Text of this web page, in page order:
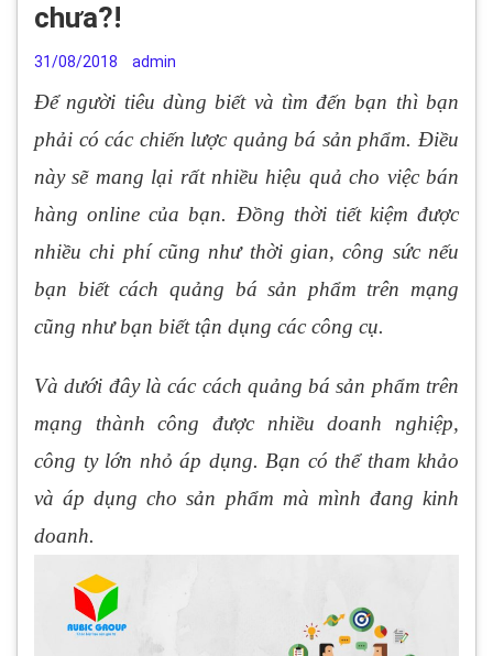
chưa?!
31/08/2018 admin
Để người tiêu dùng biết và tìm đến bạn thì bạn
phải có các chiến lược quảng bá sản phẩm. Điều
này sẽ mang lại rất nhiều hiệu quả cho việc bán
hàng online của bạn. Đồng thời tiết kiệm được
nhiều chi phí cũng như thời gian, công sức nếu
bạn biết cách quảng bá sản phẩm trên mạng
cũng như bạn biết tận dụng các công cụ.
Và dưới đây là các cách quảng bá sản phẩm trên
mạng thành công được nhiều doanh nghiệp,
công ty lớn nhỏ áp dụng. Bạn có thể tham khảo
và áp dụng cho sản phẩm mà mình đang kinh
doanh.